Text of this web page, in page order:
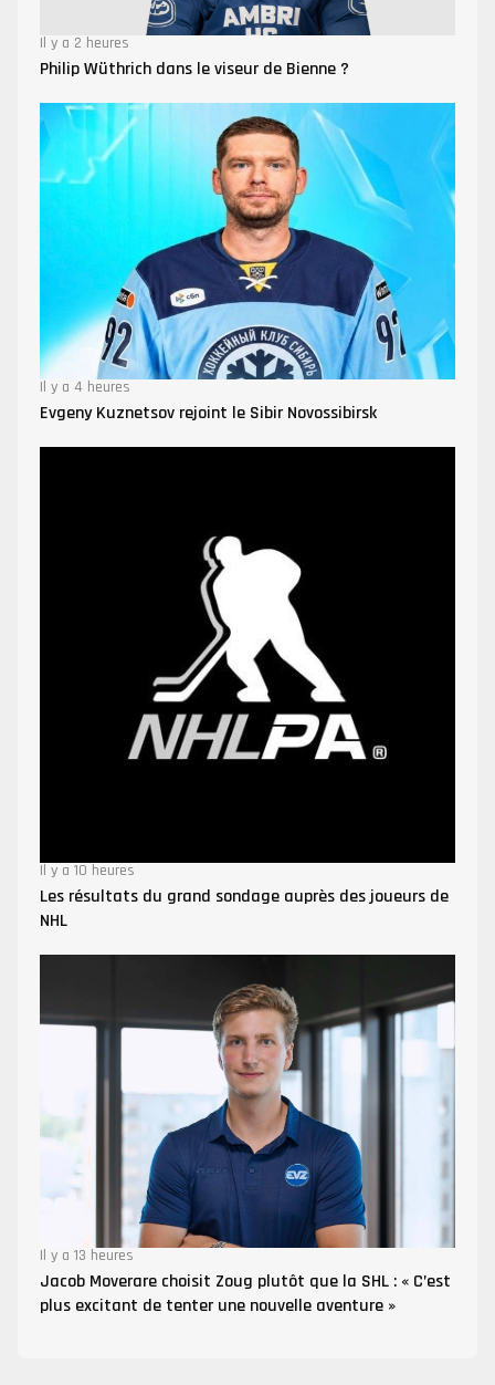
Il y a 2 heures
Philip Wüthrich dans le viseur de Bienne ?
Il y a 4 heures
Evgeny Kuznetsov rejoint le Sibir Novossibirsk
Il y a 10 heures
Les résultats du grand sondage auprès des joueurs de
NHL
Il y a 13 heures
Jacob Moverare choisit Zoug plutôt que la SHL : « C’est
plus excitant de tenter une nouvelle aventure »